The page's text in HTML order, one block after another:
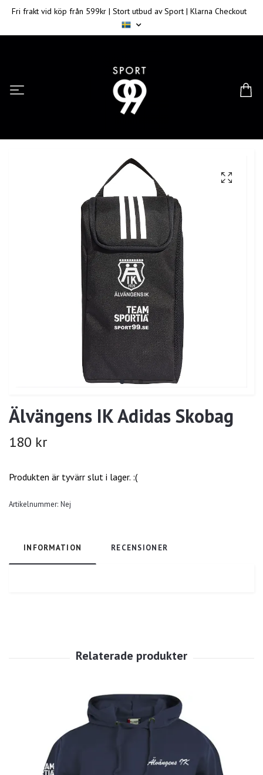
Fri frakt vid köp från 599kr | Stort utbud av Sport | Klarna Checkout
Älvängens IK Adidas Skobag
180 kr
Produkten är tyvärr slut i lager. :(
Artikelnummer: Nej
INFORMATION RECENSIONER